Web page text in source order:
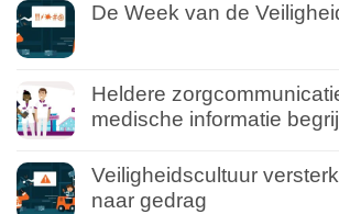
De Week van de
Heldere
medische informatie
Veiligheidscultuur
naar gedrag